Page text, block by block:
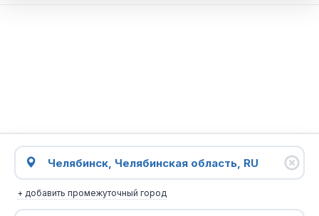
+ добавить промежуточный город